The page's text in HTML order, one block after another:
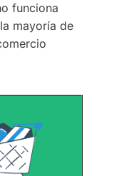
funciona
mayoría de